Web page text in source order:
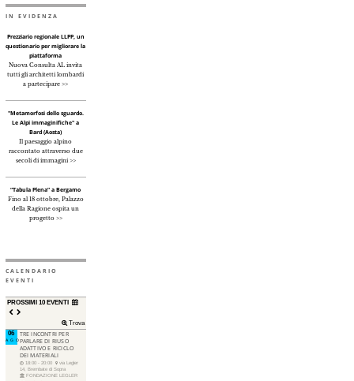
IN EVIDENZA
Prezziario regionale LLPP, un
questionario per migliorare la
piattaforma
Nuova Consulta AL invita
tutti gli architetti lombardi
a partecipare >>
"Metamorfosi dello sguardo.
Le Alpi immaginifiche" a
Bard (Aosta)
Il paesaggio alpino
raccontato attraverso due
secoli di immagini >>
“Tabula Plena” a Bergamo
Fino al 18 ottobre, Palazzo
della Ragione ospita un
progetto >>
CALENDARIO
EVENTI
PROSSIMI 10 EVENTI
Trova
06
AGO
TRE INCONTRI PER
PARLARE DI RIUSO
ADATTIVO E RICICLO
DEI MATERIALI
18:00 - 20:00
via Legler
14, Brembate di Sopra
FONDAZIONE LEGLER